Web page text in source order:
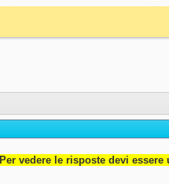
Per vedere le risposte devi